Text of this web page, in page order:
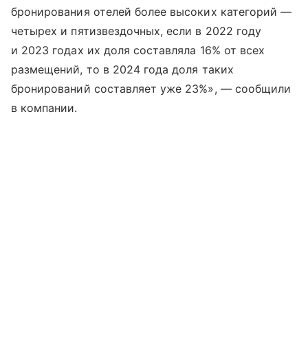
бронирования отелей более высоких категорий —
четырех и пятизвездочных, если в 2022 году
и 2023 годах их доля составляла 16% от всех
размещений, то в 2024 года доля таких
бронирований составляет уже 23%», — сообщили
в компании.